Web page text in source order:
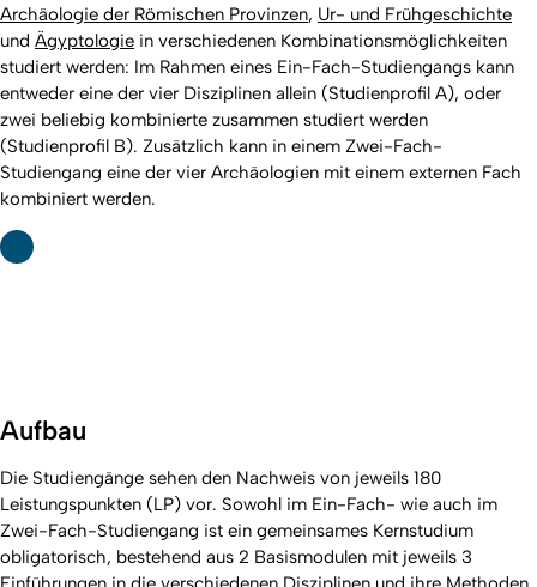
Archäologie der Römischen Provinzen, Ur- und Frühgeschichte
und Ägyptologie in verschiedenen Kombinationsmöglichkeiten
studiert werden: Im Rahmen eines Ein-Fach-Studiengangs kann
entweder eine der vier Disziplinen allein (Studienprofil A), oder
zwei beliebig kombinierte zusammen studiert werden
(Studienprofil B). Zusätzlich kann in einem Zwei-Fach-
Studiengang eine der vier Archäologien mit einem externen Fach
kombiniert werden.
Aufbau
Die Studiengänge sehen den Nachweis von jeweils 180
Leistungspunkten (LP) vor. Sowohl im Ein-Fach- wie auch im
Zwei-Fach-Studiengang ist ein gemeinsames Kernstudium
obligatorisch, bestehend aus 2 Basismodulen mit jeweils 3